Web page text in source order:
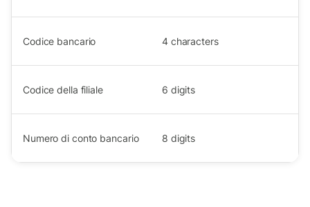
Codice bancario 4 characters
Codice della filiale 6 digits
Numero di conto bancario 8 digits